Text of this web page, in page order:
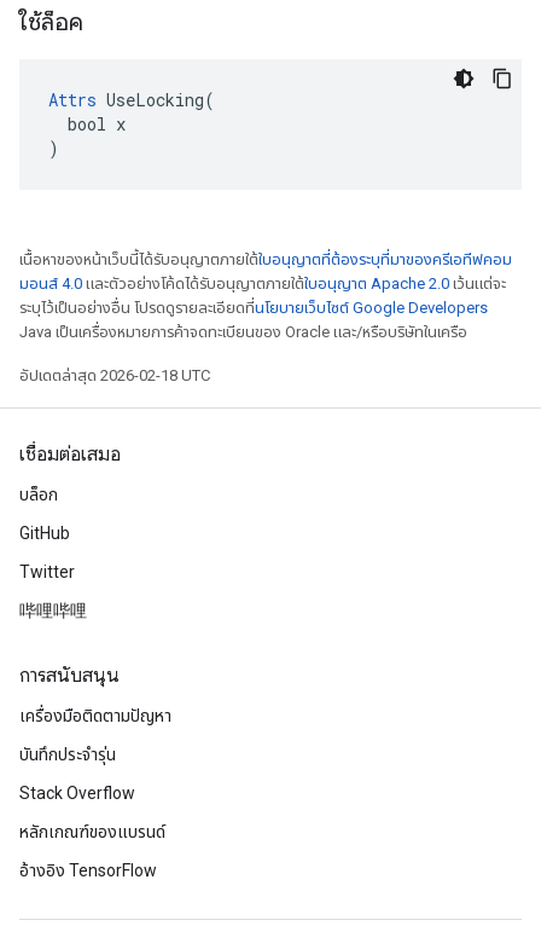
ใช้ล็อค
Attrs UseLocking(
  bool x
)
เนื้อหาของหน้าเว็บนี้ได้รับอนุญาตภายใต้ใบอนุญาตที่ต้องระบุที่มาของครีเอทีฟคอม
มอนส์ 4.0 และตัวอย่างโค้ดได้รับอนุญาตภายใต้ใบอนุญาต Apache 2.0 เว้นแต่จะ
ระบุไว้เป็นอย่างอื่น โปรดดูรายละเอียดที่นโยบายเว็บไซต์ Google Developers
Java เป็นเครื่องหมายการค้าจดทะเบียนของ Oracle และ/หรือบริษัทในเครือ
อัปเดตล่าสุด 2026-02-18 UTC
เชื่อมต่อเสมอ
บล็อก
GitHub
Twitter
哔哩哔哩
การสนับสนุน
เครื่องมือติดตามปัญหา
บันทึกประจำรุ่น
Stack Overflow
หลักเกณฑ์ของแบรนด์
อ้างอิง TensorFlow